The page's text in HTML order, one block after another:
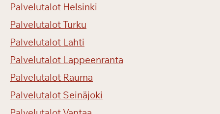
Palvelutalot Helsinki
Palvelutalot Turku
Palvelutalot Lahti
Palvelutalot Lappeenranta
Palvelutalot Rauma
Palvelutalot Seinäjoki